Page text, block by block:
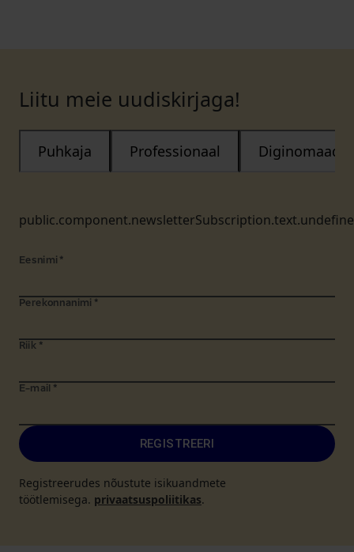
Liitu meie uudiskirjaga!
Puhkaja Professionaal Diginomaad
Eesnimi *
Perekonnanimi *
Riik *
E-mail *
REGISTREERI
Registreerudes nõustute isikuandmete
töötlemisega. privaatsuspoliitikas.